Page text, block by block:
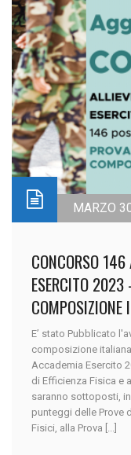
MARZO
CONCORSO
ESERCITO
COMPOSIZIONE
E’ stato Pubblicato
composizione
Accademia Esercito
di Efficienza Fisica e
saranno sottoposti,
punteggi delle Prove
Fisici, alla Prova [...]